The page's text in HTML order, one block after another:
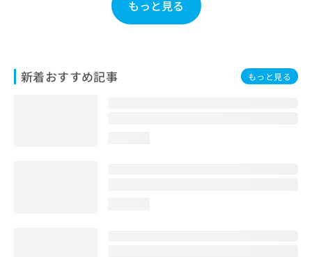
もっと見る
新着おすすめ記事 もっと見る
せ